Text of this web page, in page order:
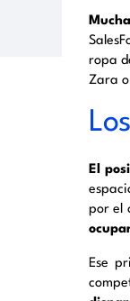
ropa
Zara o
El
por el
Ese